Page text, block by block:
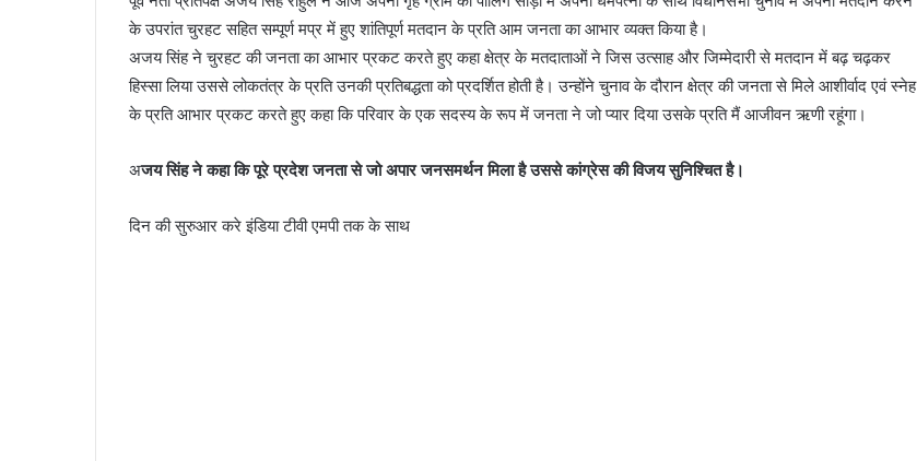
के उपरांत चुरहट सहित सम्पूर्ण मप्र में हुए शांतिपूर्ण मतदान के प्रति आम जनता का आभार व्यक्त किया है।
अजय सिंह ने चुरहट की जनता का आभार प्रकट करते हुए कहा क्षेत्र के मतदाताओं ने जिस उत्साह और जिम्मेदारी से मतदान में बढ़ चढ़कर
हिस्सा लिया उससे लोकतंत्र के प्रति उनकी प्रतिबद्धता को प्रदर्शित होती है। उन्होंने चुनाव के दौरान क्षेत्र की जनता से मिले आशीर्वाद एवं स्नेह
के प्रति आभार प्रकट करते हुए कहा कि परिवार के एक सदस्य के रूप में जनता ने जो प्यार दिया उसके प्रति मैं आजीवन ऋणी रहूंगा।
अजय सिंह ने कहा कि पूरे प्रदेश जनता से जो अपार जनसमर्थन मिला है उससे कांग्रेस की विजय सुनिश्चित है।
दिन की सुरुआर करे इंडिया टीवी एमपी तक के साथ